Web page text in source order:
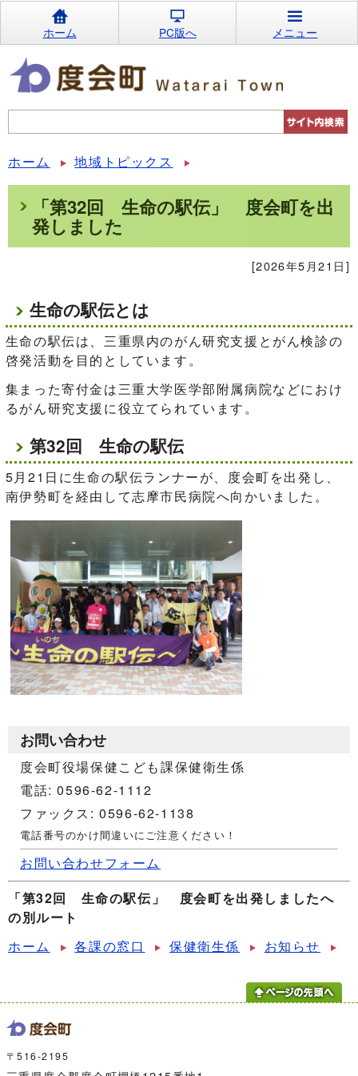
ホーム PC版へ メニュー
ホーム 地域トピックス
「第32回 生命の駅伝」 度会町を出
発しました
[2026年5月21日]
生命の駅伝とは
生命の駅伝は、三重県内のがん研究支援とがん検診の
啓発活動を目的としています。
集まった寄付金は三重大学医学部附属病院などにおけ
るがん研究支援に役立てられています。
第32回 生命の駅伝
5月21日に生命の駅伝ランナーが、度会町を出発し、
南伊勢町を経由して志摩市民病院へ向かいました。
お問い合わせ
度会町役場保健こども課保健衛生係
電話: 0596-62-1112
ファックス: 0596-62-1138
電話番号のかけ間違いにご注意ください！
お問い合わせフォーム
「第32回 生命の駅伝」 度会町を出発しましたへ
の別ルート
ホーム
各課の窓口 保健衛生係 お知らせ
〒516-2195